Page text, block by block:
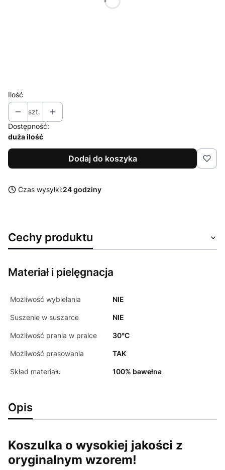
Ilość
szt.
Dostępność:
duża ilość
Dodaj do koszyka
Czas wysyłki:24 godziny
Cechy produktu
Materiał i pielęgnacja
Możliwość wybielania NIE
Suszenie w suszarce NIE
Możliwość prania w pralce 30°C
Możliwość prasowania TAK
Skład materiału 100% bawełna
Opis
Koszulka o wysokiej jakości z
oryginalnym wzorem!